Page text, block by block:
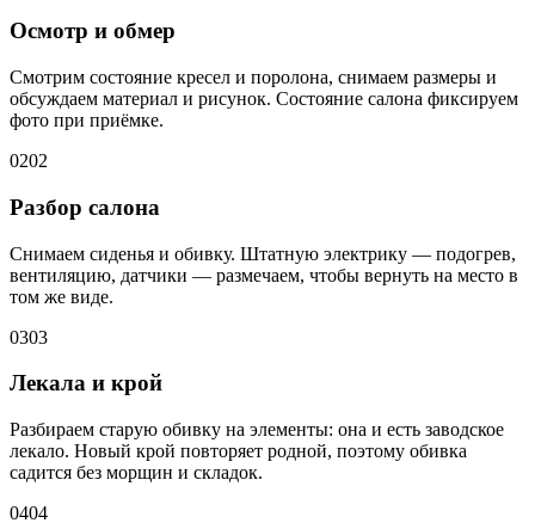
Осмотр и обмер
Смотрим состояние кресел и поролона, снимаем размеры и
обсуждаем материал и рисунок. Состояние салона фиксируем
фото при приёмке.
0202
Разбор салона
Снимаем сиденья и обивку. Штатную электрику — подогрев,
вентиляцию, датчики — размечаем, чтобы вернуть на место в
том же виде.
0303
Лекала и крой
Разбираем старую обивку на элементы: она и есть заводское
лекало. Новый крой повторяет родной, поэтому обивка
садится без морщин и складок.
0404